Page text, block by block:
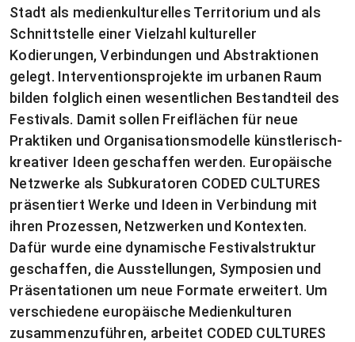
Stadt als medienkulturelles Territorium und als
Schnittstelle einer Vielzahl kultureller
Kodierungen, Verbindungen und Abstraktionen
gelegt. Interventionsprojekte im urbanen Raum
bilden folglich einen wesentlichen Bestandteil des
Festivals. Damit sollen Freiflächen für neue
Praktiken und Organisationsmodelle künstlerisch-
kreativer Ideen geschaffen werden. Europäische
Netzwerke als Subkuratoren CODED CULTURES
präsentiert Werke und Ideen in Verbindung mit
ihren Prozessen, Netzwerken und Kontexten.
Dafür wurde eine dynamische Festivalstruktur
geschaffen, die Ausstellungen, Symposien und
Präsentationen um neue Formate erweitert. Um
verschiedene europäische Medienkulturen
zusammenzuführen, arbeitet CODED CULTURES